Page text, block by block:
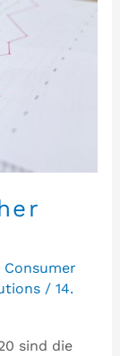
/ 14.
sind die